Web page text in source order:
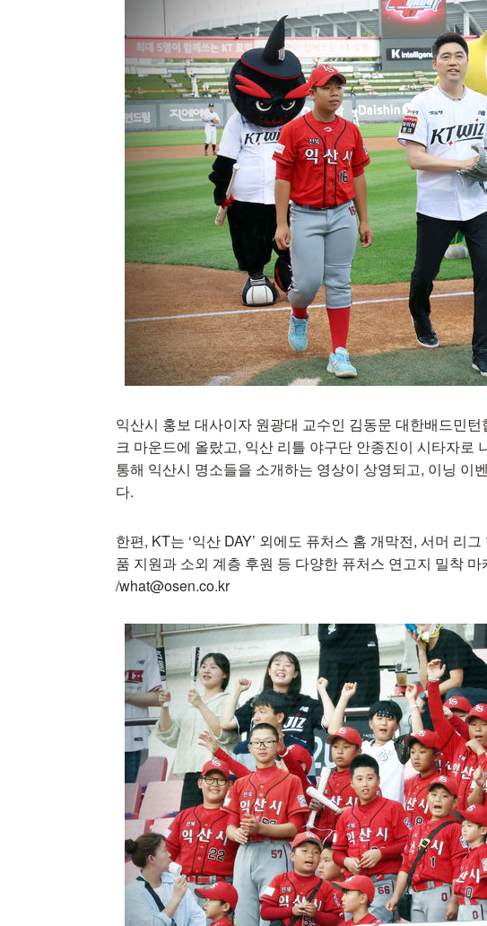
익산시 홍보 대사이자 원광대 교수인 김동문 대한배드민
크 마운드에 올랐고, 익산 리틀 야구단 안종진이 시타자로
통해 익산시 명소들을 소개하는 영상이 상영되고, 이닝 이
다.
한편, KT는 ‘익산 DAY’ 외에도 퓨처스 홈 개막전, 서머 리
품 지원과 소외 계층 후원 등 다양한 퓨처스 연고지 밀착
/what@osen.co.kr